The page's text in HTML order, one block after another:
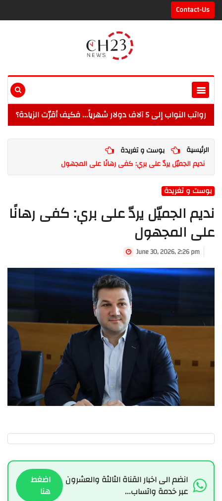
Contact-Us
رواتب النواب إلى 5 آلاف دولار شهرياً... فكيف أقرّت الزيادة؟
الرئيسية
بوست و تغريدة
نديم الجميّل يردّ على بري: كفى رهانًا على المجهول
بوست و تغريدة
نديم الجميّل يردّ على بري: كفى رهانًا
على المجهول
June 30, 2026, 2:26 pm
انضم الى اخبار القناة الثالثة والعشرون
عبر خدمة واتساب...
اضغط
هنا